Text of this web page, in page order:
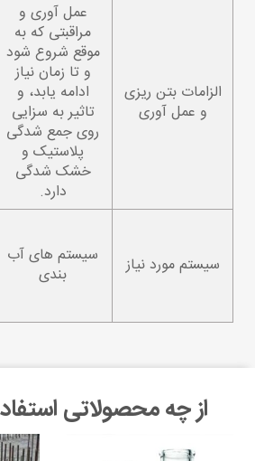
الزامات بتن ریزی
و عمل آوری
عمل آوری و
مراقبتی که به
موقع شروع شود
و تا زمان نیاز
ادامه یابد، و
تاثیر به سزایی
روی جمع شدگی
پلاستیک و
خشک شدگی
دارد.
سیستم مورد نیاز
سیستم های آب
بندی
از چه محصولاتی